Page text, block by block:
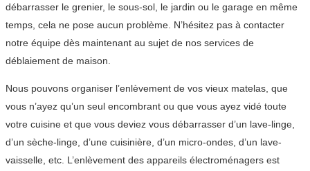
débarrasser le grenier, le sous-sol, le jardin ou le garage en même
temps, cela ne pose aucun problème. N’hésitez pas à contacter
notre équipe dès maintenant au sujet de nos services de
déblaiement de maison.
Nous pouvons organiser l’enlèvement de vos vieux matelas, que
vous n’ayez qu’un seul encombrant ou que vous ayez vidé toute
votre cuisine et que vous deviez vous débarrasser d’un lave-linge,
d’un sèche-linge, d’une cuisinière, d’un micro-ondes, d’un lave-
vaisselle, etc. L’enlèvement des appareils électroménagers est